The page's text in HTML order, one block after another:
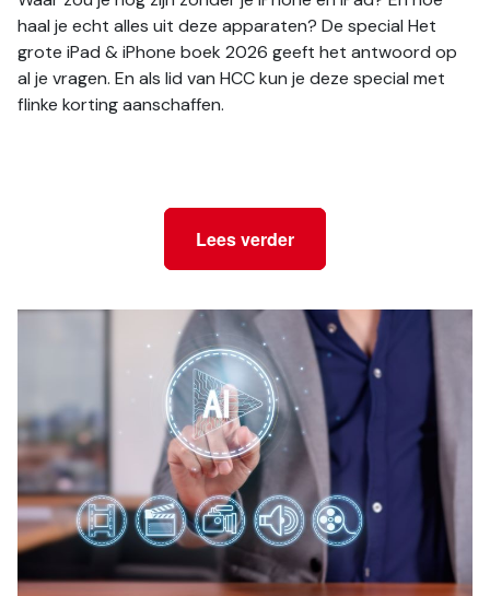
haal je echt alles uit deze apparaten? De special Het
grote iPad & iPhone boek 2026 geeft het antwoord op
al je vragen. En als lid van HCC kun je deze special met
flinke korting aanschaffen.
Lees verder